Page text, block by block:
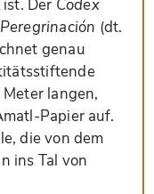
Der Codex
(dt.
genau
langen,
Papier auf.
die von dem
ins Tal von